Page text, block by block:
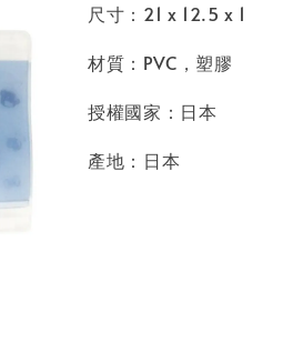
尺寸：21 x 12.5 x 1
材質：PVC，塑膠
授權國家：日本
產地：日本